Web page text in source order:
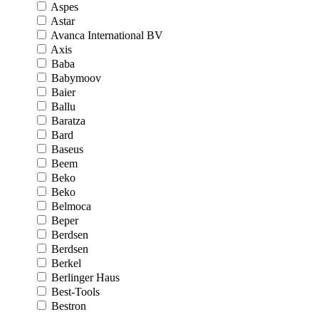
Aspes
Astar
Avanca International BV
Axis
Baba
Babymoov
Baier
Ballu
Baratza
Bard
Baseus
Beem
Beko
Beko
Belmoca
Beper
Berdsen
Berdsen
Berkel
Berlinger Haus
Best-Tools
Bestron